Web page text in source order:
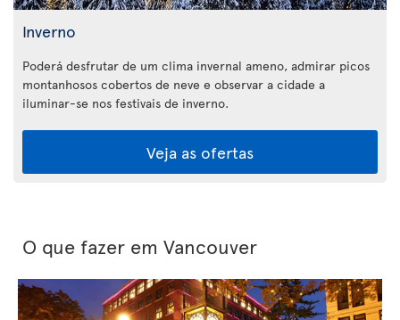
Inverno
Poderá desfrutar de um clima invernal ameno, admirar picos
montanhosos cobertos de neve e observar a cidade a
iluminar-se nos festivais de inverno.
Veja as ofertas
O que fazer em Vancouver